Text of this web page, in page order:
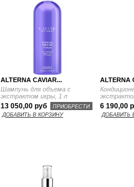
ALTERNA CAVIAR...
Шампунь для объема с
экстрактом икры , 1 л
13 050,00 руб
ПРИОБРЕСТИ
ДОБАВИТЬ В КОРЗИНУ
ALTERNA
6 190,00
ДОБАВИТЬ